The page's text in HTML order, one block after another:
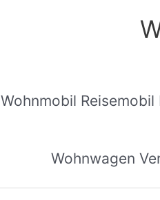
Wohnmobil Reisemobil
Wohnwagen